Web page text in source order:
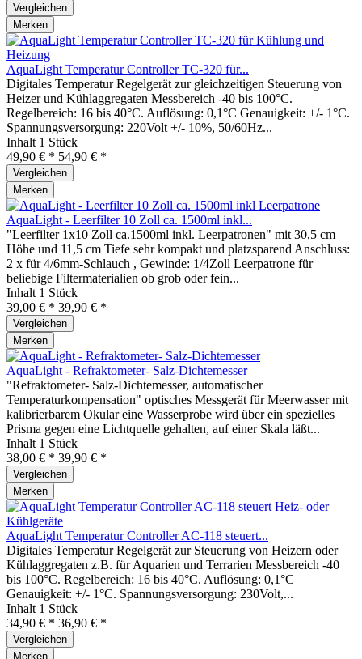
Vergleichen
Merken
AquaLight Temperatur Controller TC-320 für...
Digitales Temperatur Regelgerät zur gleichzeitigen Steuerung von
Heizer und Kühlaggregaten Messbereich -40 bis 100°C.
Regelbereich: 16 bis 40°C. Auflösung: 0,1°C Genauigkeit: +/- 1°C.
Spannungsversorgung: 220Volt +/- 10%, 50/60Hz...
Inhalt 1 Stück
49,90 € * 54,90 € *
Vergleichen
Merken
AquaLight - Leerfilter 10 Zoll ca. 1500ml inkl...
"Leerfilter 1x10 Zoll ca.1500ml inkl. Leerpatronen" mit 30,5 cm
Höhe und 11,5 cm Tiefe sehr kompakt und platzsparend Anschluss:
2 x für 4/6mm-Schlauch , Gewinde: 1/4Zoll Leerpatrone für
beliebige Filtermaterialien ob grob oder fein...
Inhalt 1 Stück
39,00 € * 39,90 € *
Vergleichen
Merken
AquaLight - Refraktometer- Salz-Dichtemesser
"Refraktometer- Salz-Dichtemesser, automatischer
Temperaturkompensation" optisches Messgerät für Meerwasser mit
kalibrierbarem Okular eine Wasserprobe wird über ein spezielles
Prisma gegen eine Lichtquelle gehalten, auf einer Skala läßt...
Inhalt 1 Stück
38,00 € * 39,90 € *
Vergleichen
Merken
AquaLight Temperatur Controller AC-118 steuert...
Digitales Temperatur Regelgerät zur Steuerung von Heizern oder
Kühlaggregaten z.B. für Aquarien und Terrarien Messbereich -40
bis 100°C. Regelbereich: 16 bis 40°C. Auflösung: 0,1°C
Genauigkeit: +/- 1°C. Spannungsversorgung: 230Volt,...
Inhalt 1 Stück
34,90 € * 36,90 € *
Vergleichen
Merken